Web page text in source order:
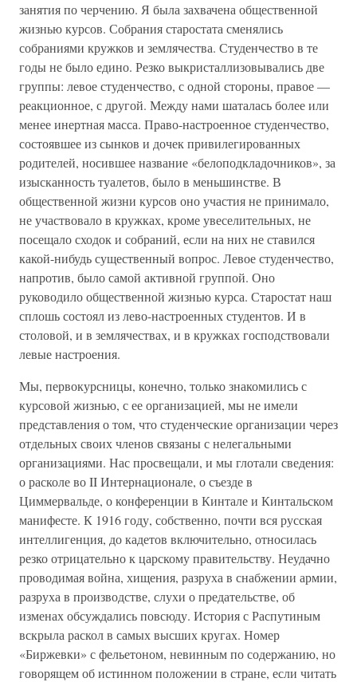
занятия по черчению. Я была захвачена общественной
жизнью курсов. Собрания старостата сменялись
собраниями кружков и землячества. Студенчество в те
годы не было едино. Резко выкристаллизовывались две
группы: левое студенчество, с одной стороны, правое —
реакционное, с другой. Между нами шаталась более или
менее инертная масса. Право-настроенное студенчество,
состоявшее из сынков и дочек привилегированных
родителей, носившее название «белоподкладочников», за
изысканность туалетов, было в меньшинстве. В
общественной жизни курсов оно участия не принимало,
не участвовало в кружках, кроме увеселительных, не
посещало сходок и собраний, если на них не ставился
какой-нибудь существенный вопрос. Левое студенчество,
напротив, было самой активной группой. Оно
руководило общественной жизнью курса. Старостат наш
сплошь состоял из лево-настроенных студентов. И в
столовой, и в землячествах, и в кружках господствовали
левые настроения.
Мы, первокурсницы, конечно, только знакомились с
курсовой жизнью, с ее организацией, мы не имели
представления о том, что студенческие организации через
отдельных своих членов связаны с нелегальными
организациями. Нас просвещали, и мы глотали сведения:
о расколе во II Интернационале, о съезде в
Циммервальде, о конференции в Кинтале и Кинтальском
манифесте. К 1916 году, собственно, почти вся русская
интеллигенция, до кадетов включительно, относилась
резко отрицательно к царскому правительству. Неудачно
проводимая война, хищения, разруха в снабжении армии,
разруха в производстве, слухи о предательстве, об
изменах обсуждались повсюду. История с Распутиным
вскрыла раскол в самых высших кругах. Номер
«Биржевки» с фельетоном, невинным по содержанию, но
говорящем об истинном положении в стране, если читать